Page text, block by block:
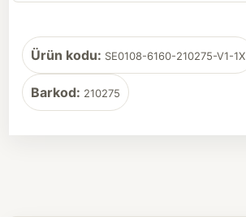
Ürün kodu: SE0108-6160-210275-V1-1X
Barkod: 210275